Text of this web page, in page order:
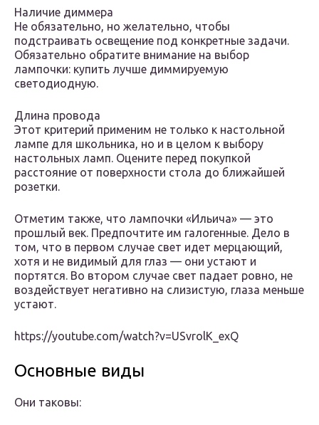
Наличие диммера
Не обязательно, но желательно, чтобы
подстраивать освещение под конкретные задачи.
Обязательно обратите внимание на выбор
лампочки: купить лучше диммируемую
светодиодную.
Длина провода
Этот критерий применим не только к настольной
лампе для школьника, но и в целом к выбору
настольных ламп. Оцените перед покупкой
расстояние от поверхности стола до ближайшей
розетки.
Отметим также, что лампочки «Ильича» — это
прошлый век. Предпочтите им галогенные. Дело в
том, что в первом случае свет идет мерцающий,
хотя и не видимый для глаз — они устают и
портятся. Во втором случае свет падает ровно, не
воздействует негативно на слизистую, глаза меньше
устают.
https://youtube.com/watch?v=USvrolK_exQ
Основные виды
Они таковы: